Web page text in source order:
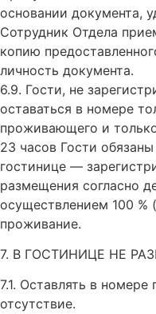
основании документа,
Сотрудник Отдела
копию
личность документа.
6.9. Гости, не
оставаться в номере
проживающего и
23 часов Гости
гостинице —
размещения согласно
осуществлением 100 %
проживание.
7. В ГОСТИНИЦЕ НЕ
7.1. Оставлять в
отсутствие.